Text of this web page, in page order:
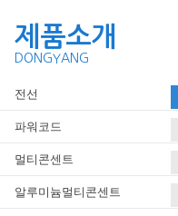
제품소개
DONGYANG
전선
파워코드
멀티콘센트
알루미늄멀티콘센트